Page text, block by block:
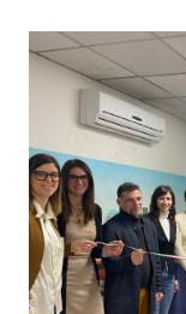
Concorsi
Seguici
su